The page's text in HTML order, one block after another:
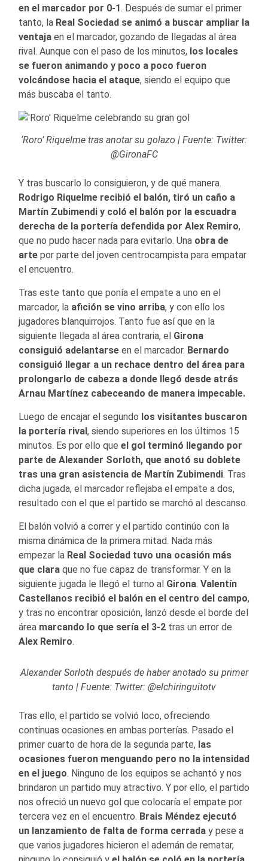
en el marcador por 0-1. Después de sumar el primer
tanto, la Real Sociedad se animó a buscar ampliar la
ventaja en el marcador, gozando de llegadas al área
rival. Aunque con el paso de los minutos, los locales
se fueron animando y poco a poco fueron
volcándose hacia el ataque, siendo el equipo que
más buscaba el tanto.
‘Roro’ Riquelme tras anotar su golazo | Fuente: Twitter:
@GironaFC
Y tras buscarlo lo consiguieron, y de qué manera.
Rodrigo Riquelme recibió el balón, tiró un caño a
Martín Zubimendi y coló el balón por la escuadra
derecha de la portería defendida por Alex Remiro,
que no pudo hacer nada para evitarlo. Una obra de
arte por parte del joven centrocampista para empatar
el encuentro.
Tras este tanto que ponía el empate a uno en el
marcador, la afición se vino arriba, y con ello los
jugadores blanquirrojos. Tanto fue así que en la
siguiente llegada al área contraria, el Girona
consiguió adelantarse en el marcador. Bernardo
consiguió llegar a un rechace dentro del área para
prolongarlo de cabeza a donde llegó desde atrás
Arnau Martínez cabeceando de manera impecable.
Luego de encajar el segundo los visitantes buscaron
la portería rival, siendo superiores en los últimos 15
minutos. Es por ello que el gol terminó llegando por
parte de Alexander Sorloth, que anotó su doblete
tras una gran asistencia de Martín Zubimendi. Tras
dicha jugada, el marcador reflejaba el empate a dos,
resultado con el que el partido se marchó al descanso.
El balón volvió a correr y el partido continúo con la
misma dinámica de la primera mitad. Nada más
empezar la Real Sociedad tuvo una ocasión más
que clara que no fue capaz de transformar. Y en la
siguiente jugada le llegó el turno al Girona. Valentín
Castellanos recibió el balón en el centro del campo,
y tras no encontrar oposición, lanzó desde el borde del
área marcando lo que sería el 3-2 tras un error de
Alex Remiro.
Alexander Sorloth después de haber anotado su primer
tanto | Fuente: Twitter: @elchiringuitotv
Tras ello, el partido se volvió loco, ofreciendo
continuas ocasiones en ambas porterías. Pasado el
primer cuarto de hora de la segunda parte, las
ocasiones fueron menguando pero no la intensidad
en el juego. Ninguno de los equipos se achantó y nos
brindaron un partido muy atractivo. Y por ello, el partido
nos ofreció un nuevo gol que colocaría el empate por
tercera vez en el encuentro. Brais Méndez ejecutó
un lanzamiento de falta de forma cerrada y pese a
que varios jugadores hicieron el ademán de rematar,